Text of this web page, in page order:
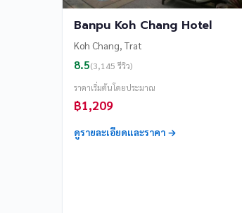
Banpu Koh Chang Hotel
Koh Chang, Trat
8.5(3,145 รีวิว)
ราคาเริ่มต้นโดยประมาณ
฿1,209
ดูรายละเอียดและราคา →